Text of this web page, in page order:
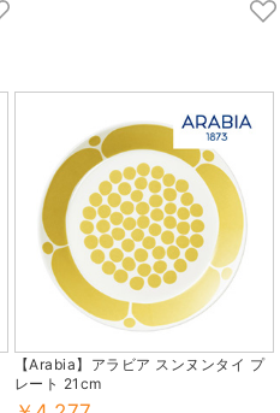
【Arabia】アラビア スンヌンタイ プ
レート 21cm